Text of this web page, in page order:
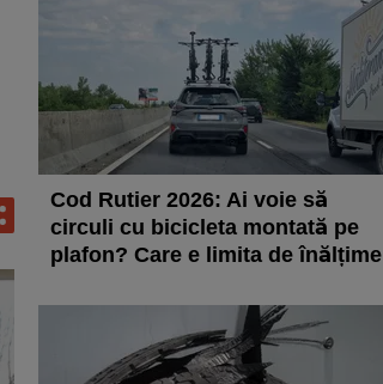
Cod Rutier 2026: Ai voie să
circuli cu bicicleta montată pe
plafon? Care e limita de înălțime